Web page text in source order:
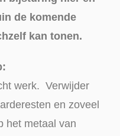
de komende
kan tonen.
werk. Verwijder
en zoveel
het metaal van